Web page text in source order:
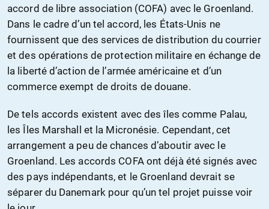
accord de libre association (COFA) avec le Groenland.
Dans le cadre d’un tel accord, les États-Unis ne
fournissent que des services de distribution du courrier
et des opérations de protection militaire en échange de
la liberté d’action de l’armée américaine et d’un
commerce exempt de droits de douane.
De tels accords existent avec des îles comme Palau,
les Îles Marshall et la Micronésie. Cependant, cet
arrangement a peu de chances d’aboutir avec le
Groenland. Les accords COFA ont déjà été signés avec
des pays indépendants, et le Groenland devrait se
séparer du Danemark pour qu’un tel projet puisse voir